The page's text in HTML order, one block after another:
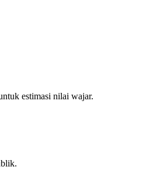
estimasi nilai wajar.